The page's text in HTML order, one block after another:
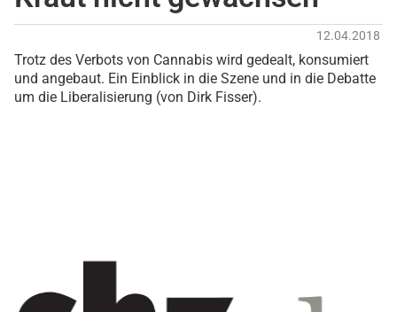
12.04.2018
Trotz des Verbots von Cannabis wird gedealt, konsumiert
und angebaut. Ein Einblick in die Szene und in die Debatte
um die Liberalisierung (von Dirk Fisser).